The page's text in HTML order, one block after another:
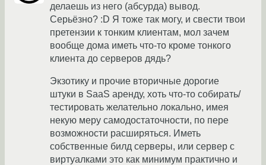
делаешь из него (абсурда) вывод.
Серьёзно? :D Я тоже так могу, и свести твои
претензии к тонким клиентам, мол зачем
вообще дома иметь что-то кроме тонкого
клиента до серверов дядь?
Экзотику и прочие вторичные дорогие
штуки в SaaS аренду, хоть что-то собирать/
тестировать желательно локально, имея
некую меру самодостаточности, по пере
возможности расширяться. Иметь
собственные билд серверы, или сервер с
виртуалками это как минимум практично и